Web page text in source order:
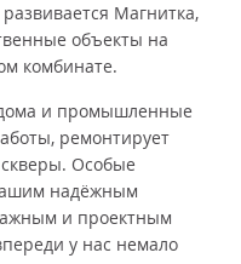
Магнитка,
объекты на
комбинате.
и промышленные
ремонтирует
скверы. Особые
надёжным
и проектным
у нас немало